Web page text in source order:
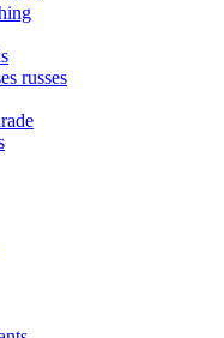
russes